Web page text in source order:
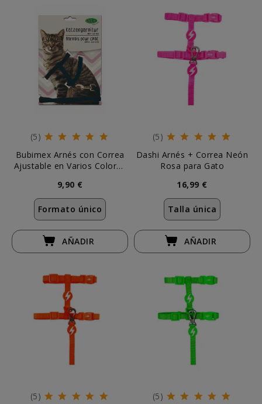
(5)
Bubimex Arnés con Correa
Ajustable en Varios Colores
9,90 €
Formato único
AÑADIR
(5)
Dashi Arnés + Correa Neón
Rosa para Gato
16,99 €
Talla única
AÑADIR
(5)
(5)